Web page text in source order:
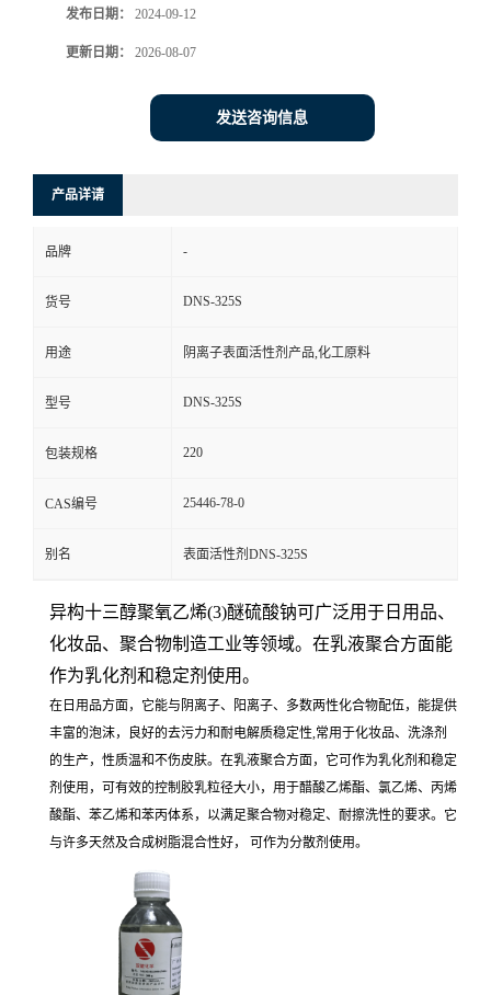
发布日期： 2024-09-12
更新日期： 2026-08-07
发送咨询信息
产品详请
品牌 -
货号 DNS-325S
用途 阴离子表面活性剂产品,化工原料
型号 DNS-325S
包装规格 220
CAS编号 25446-78-0
别名 表面活性剂DNS-325S
异构十三醇聚氧乙烯(3)醚硫酸钠可广泛用于日用品、
化妆品、聚合物制造工业等领域。在乳液聚合方面能
作为乳化剂和稳定剂使用。
在日用品方面，它能与阴离子、阳离子、多数两性化合物配伍，能提供
丰富的泡沫，良好的去污力和耐电解质稳定性,常用于化妆品、洗涤剂
的生产，性质温和不伤皮肤。在乳液聚合方面，它可作为乳化剂和稳定
剂使用，可有效的控制胶乳粒径大小，用于醋酸乙烯酯、氯乙烯、丙烯
酸酯、苯乙烯和苯丙体系，以满足聚合物对稳定、耐擦洗性的要求。它
与许多天然及合成树脂混合性好， 可作为分散剂使用。